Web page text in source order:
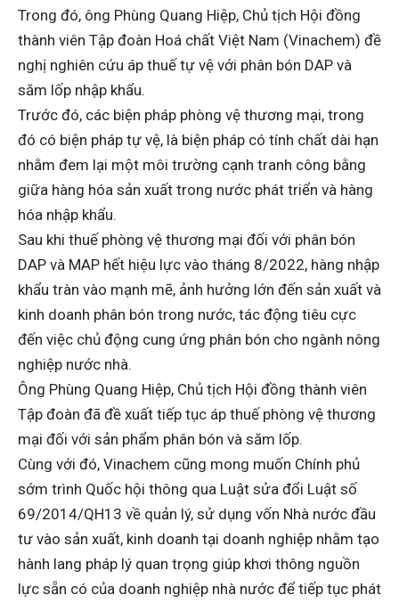
Trong đó, ông Phùng Quang Hiệp, Chủ tịch Hội đồng
thành viên Tập đoàn Hoá chất Việt Nam (Vinachem) đề
nghị nghiên cứu áp thuế tự vệ với phân bón DAP và
săm lốp nhập khẩu.
Trước đó, các biện pháp phòng vệ thương mại, trong
đó có biện pháp tự vệ, là biện pháp có tính chất dài hạn
nhằm đem lại một môi trường cạnh tranh công bằng
giữa hàng hóa sản xuất trong nước phát triển và hàng
hóa nhập khẩu.
Sau khi thuế phòng vệ thương mại đối với phân bón
DAP và MAP hết hiệu lực vào tháng 8/2022, hàng nhập
khẩu tràn vào mạnh mẽ, ảnh hưởng lớn đến sản xuất và
kinh doanh phân bón trong nước, tác động tiêu cực
đến việc chủ động cung ứng phân bón cho ngành nông
nghiệp nước nhà.
Ông Phùng Quang Hiệp, Chủ tịch Hội đồng thành viên
Tập đoàn đã đề xuất tiếp tục áp thuế phòng vệ thương
mại đối với sản phẩm phân bón và săm lốp.
Cùng với đó, Vinachem cũng mong muốn Chính phủ
sớm trình Quốc hội thông qua Luật sửa đổi Luật số
69/2014/QH13 về quản lý, sử dụng vốn Nhà nước đầu
tư vào sản xuất, kinh doanh tại doanh nghiệp nhằm tạo
hành lang pháp lý quan trọng giúp khơi thông nguồn
lực sẵn có của doanh nghiệp nhà nước để tiếp tục phát